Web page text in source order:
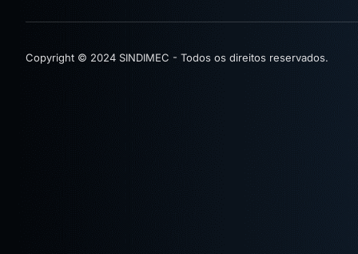
Copyright © 2024 SINDIMEC - Todos os direitos reservados.